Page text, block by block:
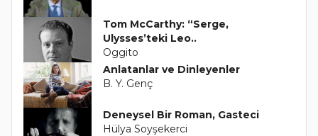
Tom McCarthy: “Serge,
Ulysses’teki Leo..
Oggito
Anlatanlar ve Dinleyenler
B. Y. Genç
Deneysel Bir Roman, Gasteci
Hülya Soyşekerci